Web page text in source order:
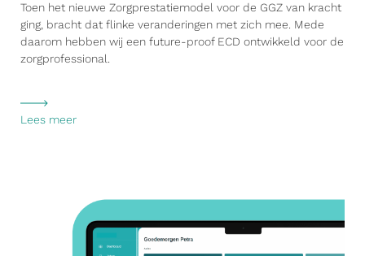
Toen het nieuwe Zorgprestatiemodel voor de GGZ van kracht
ging, bracht dat flinke veranderingen met zich mee. Mede
daarom hebben wij een future-proof ECD ontwikkeld voor de
zorgprofessional.
Lees meer